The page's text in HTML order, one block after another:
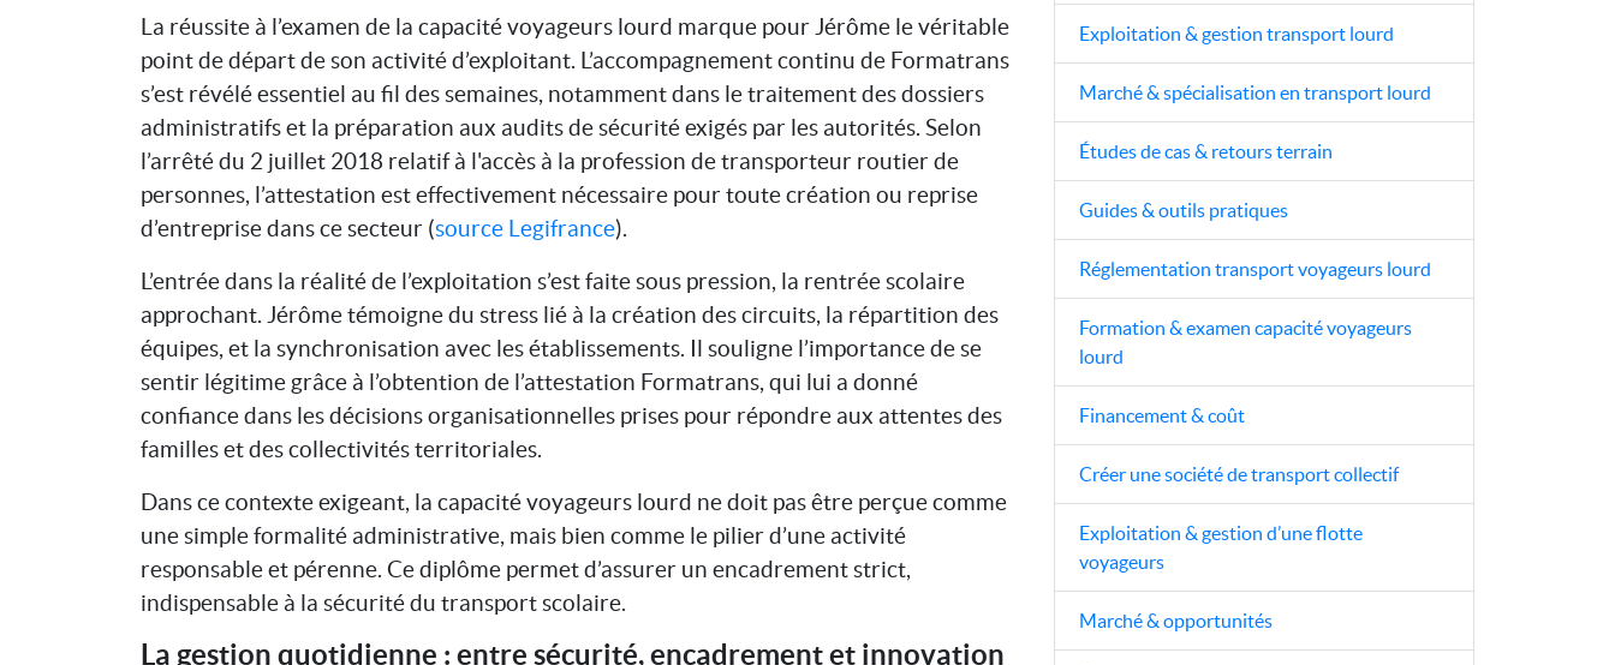
La réussite à l’examen de la capacité voyageurs lourd marque pour Jérôme le véritable
point de départ de son activité d’exploitant. L’accompagnement continu de Formatrans
s’est révélé essentiel au fil des semaines, notamment dans le traitement des dossiers
administratifs et la préparation aux audits de sécurité exigés par les autorités. Selon
l’arrêté du 2 juillet 2018 relatif à l'accès à la profession de transporteur routier de
personnes, l’attestation est effectivement nécessaire pour toute création ou reprise
d’entreprise dans ce secteur (source Legifrance).
L’entrée dans la réalité de l’exploitation s’est faite sous pression, la rentrée scolaire
approchant. Jérôme témoigne du stress lié à la création des circuits, la répartition des
équipes, et la synchronisation avec les établissements. Il souligne l’importance de se
sentir légitime grâce à l’obtention de l’attestation Formatrans, qui lui a donné
confiance dans les décisions organisationnelles prises pour répondre aux attentes des
familles et des collectivités territoriales.
Dans ce contexte exigeant, la capacité voyageurs lourd ne doit pas être perçue comme
une simple formalité administrative, mais bien comme le pilier d’une activité
responsable et pérenne. Ce diplôme permet d’assurer un encadrement strict,
indispensable à la sécurité du transport scolaire.
La gestion quotidienne : entre sécurité, encadrement et innovation
Exploitation & gestion transport lourd
Marché & spécialisation en transport lourd
Études de cas & retours terrain
Guides & outils pratiques
Réglementation transport voyageurs lourd
Formation & examen capacité voyageurs
lourd
Financement & coût
Créer une société de transport collectif
Exploitation & gestion d’une flotte
voyageurs
Marché & opportunités